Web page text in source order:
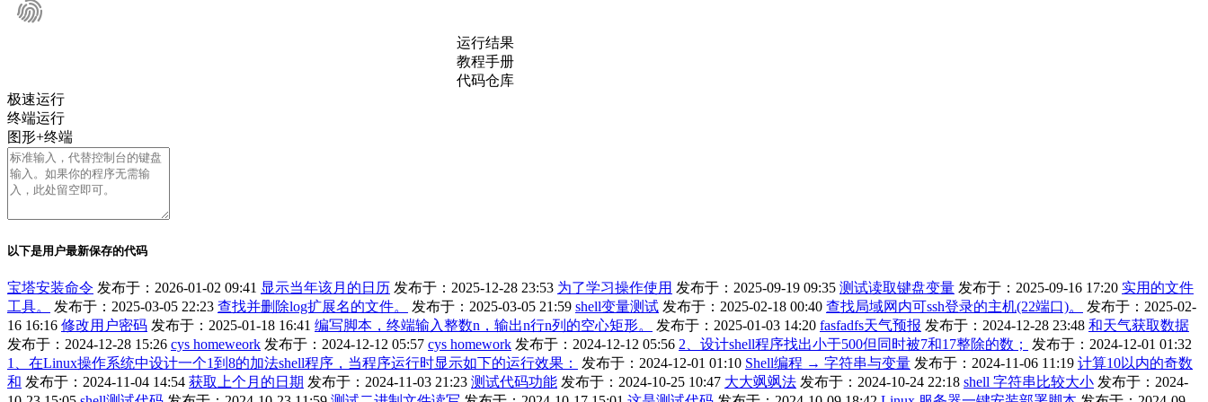
运行结果
教程手册
代码仓库
极速运行
终端运行
图形+终端
以下是用户最新保存的代码
宝塔安装命令 发布于：2026-01-02 09:41 显示当年该月的日历 发布于：2025-12-28 23:53 为了学习操作使用 发布于：2025-09-19 09:35 测试读取键盘变量 发布于：2025-09-16 17:20 实用的文件
工具。
发布于：2025-03-05 22:23 查找并删除log扩展名的文件。 发布于：2025-03-05 21:59 shell变量测试 发布于：2025-02-18 00:40 查找局域网内可ssh登录的主机(22端口)。
发布于：2025-02-
16 16:16 修改用户密码 发布于：2025-01-18 16:41 编写脚本，终端输入整数n，输出n行n列的空心矩形。 发布于：2025-01-03 14:20 fasfadfs天气预报 发布于：2024-12-28 23:48 和天气获取数据
发布于：2024-12-28 15:26 cys homeweork 发布于：2024-12-12 05:57 cys homework 发布于：2024-12-12 05:56 2、设计shell程序找出小于500但同时被7和17整除的数；
发布于：2024-12-01 01:32
1、在Linux操作系统中设计一个1到8的加法shell程序，当程序运行时显示如下的运行效果：
发布于：2024-12-01 01:10 Shell编程 → 字符串与变量 发布于：2024-11-06 11:19 计算10以内的奇数
和 发布于：2024-11-04 14:54 获取上个月的日期 发布于：2024-11-03 21:23 测试代码功能 发布于：2024-10-25 10:47 大大飒飒法 发布于：2024-10-24 22:18 shell 字符串比较大小 发布于：2024-